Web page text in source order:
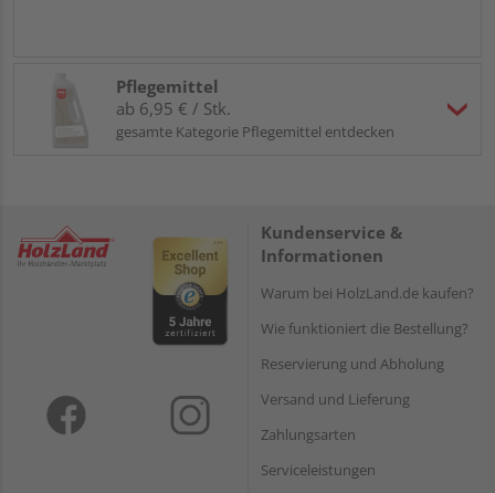
Pflegemittel
ab 6,95 € / Stk.
gesamte Kategorie Pflegemittel entdecken
Kundenservice &
Informationen
Warum bei HolzLand.de kaufen?
Wie funktioniert die Bestellung?
Reservierung und Abholung
Versand und Lieferung
Zahlungsarten
Serviceleistungen